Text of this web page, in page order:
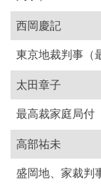
西岡慶記
東京地裁判事（
太田章子
最高裁家庭局付
高部祐未
盛岡地、家裁判